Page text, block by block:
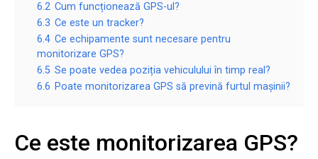
6.2 Cum funcționează GPS-ul?
6.3 Ce este un tracker?
6.4 Ce echipamente sunt necesare pentru
monitorizare GPS?
6.5 Se poate vedea poziția vehiculului în timp real?
6.6 Poate monitorizarea GPS să prevină furtul mașinii?
Ce este monitorizarea GPS?